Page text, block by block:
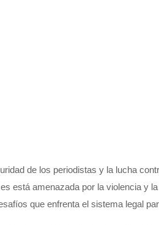
de los periodistas y la lucha
está amenazada por la violencia y
que enfrenta el sistema legal